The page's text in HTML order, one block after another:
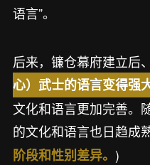
语言”。
后来，镰仓幕府建立后、
心）武士的语言变得强大
文化和语言更加完善。
的文化和语言也日趋成
阶段和性别差异。 )